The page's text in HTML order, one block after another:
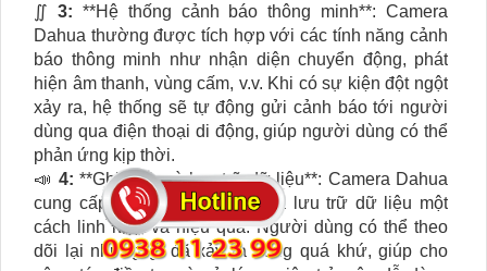
∬ 3: **Hệ thống cảnh báo thông minh**: Camera
Dahua thường được tích hợp với các tính năng cảnh
báo thông minh như nhận diện chuyển động, phát
hiện âm thanh, vùng cấm, v.v. Khi có sự kiện đột ngột
xảy ra, hệ thống sẽ tự động gửi cảnh báo tới người
dùng qua điện thoại di động, giúp người dùng có thể
phản ứng kịp thời.
📣 4: **Ghi hình và lưu trữ dữ liệu**: Camera Dahua
cung cấp khả năng ghi hình và lưu trữ dữ liệu một
cách linh hoạt và hiệu quả. Người dùng có thể theo
dõi lại những gì đã xảy ra trong quá khứ, giúp cho